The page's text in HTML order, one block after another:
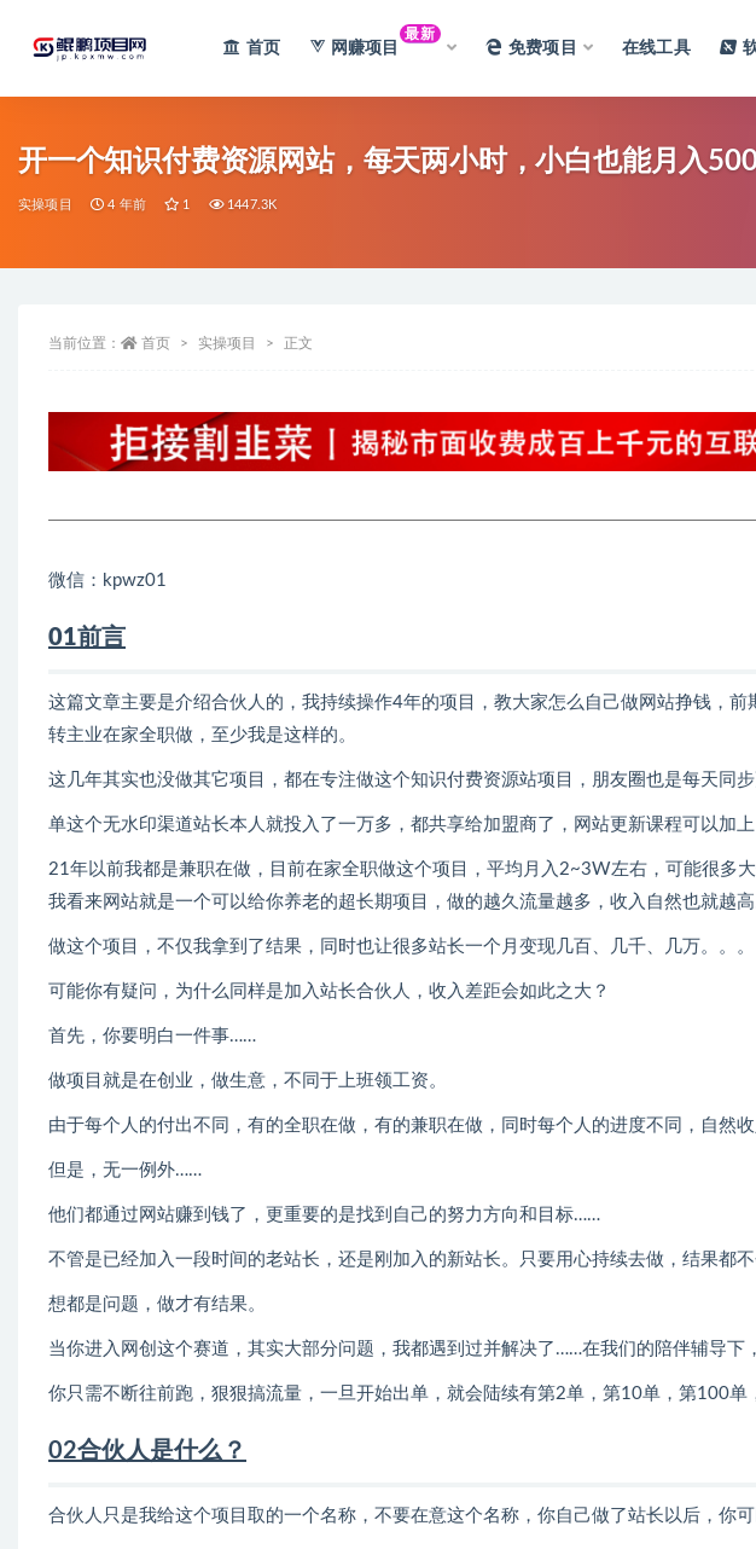
首页 网赚项目
最新
免费项目 在线工具
开一个知识付费资源网站，每天两小时，小白也能月入
实操项目 4 年前 1 1447.3K
当前位置： 首页 实操项目 正文
微信：kpwz01
01前言
这篇文章主要是介绍合伙人的，我持续操作4年的项目，教大家怎么自己做网站挣钱，
转主业在家全职做，至少我是这样的。
这几年其实也没做其它项目，都在专注做这个知识付费资源站项目，朋友圈也是每天同步
单这个无水印渠道站长本人就投入了一万多，都共享给加盟商了，网站更新课程可以加
21年以前我都是兼职在做，目前在家全职做这个项目，平均月入2~3W左右，可能很多
我看来网站就是一个可以给你养老的超长期项目，做的越久流量越多，收入自然也就越高
做这个项目，不仅我拿到了结果，同时也让很多站长一个月变现几百、几千、几万。。。
可能你有疑问，为什么同样是加入站长合伙人，收入差距会如此之大？
首先，你要明白一件事……
做项目就是在创业，做生意，不同于上班领工资。
由于每个人的付出不同，有的全职在做，有的兼职在做，同时每个人的进度不同，自然收
但是，无一例外……
他们都通过网站赚到钱了，更重要的是找到自己的努力方向和目标……
不管是已经加入一段时间的老站长，还是刚加入的新站长。只要用心持续去做，结果都不
想都是问题，做才有结果。
当你进入网创这个赛道，其实大部分问题，我都遇到过并解决了……在我们的陪伴辅导下
你只需不断往前跑，狠狠搞流量，一旦开始出单，就会陆续有第2单，第10单，第100
02合伙人是什么？
合伙人只是我给这个项目取的一个名称，不要在意这个名称，你自己做了站长以后，你